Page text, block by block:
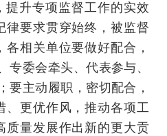
提升专项监督工作的实效
律要求贯穿始终，被监督
相关单位要做好配合，
专委会牵头、代表参与、
要主动履职，密切配合，
、更优作风，推动各项工
质量发展作出新的更大贡